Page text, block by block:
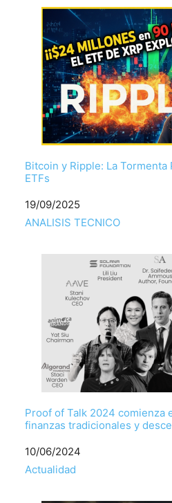
Bitcoin y Ripple: La
ETFs
Fecha
19/09/2025
Respecto a
ANALISIS TECNICO
Proof of Talk 2024 comienza
finanzas tradicionales y
Fecha
10/06/2024
Respecto a
Actualidad